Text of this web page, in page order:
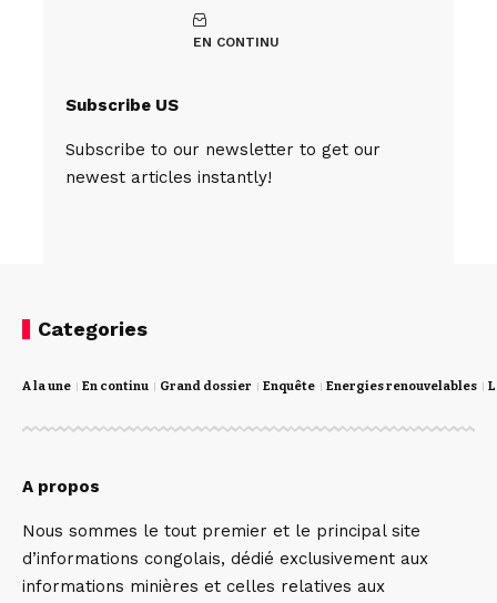
EN CONTINU
Subscribe US
Subscribe to our newsletter to get our
newest articles instantly!
Categories
A la une En continu Grand dossier Enquête Energies renouvelables
A propos
Nous sommes le tout premier et le principal site
d’informations congolais, dédié exclusivement aux
informations minières et celles relatives aux